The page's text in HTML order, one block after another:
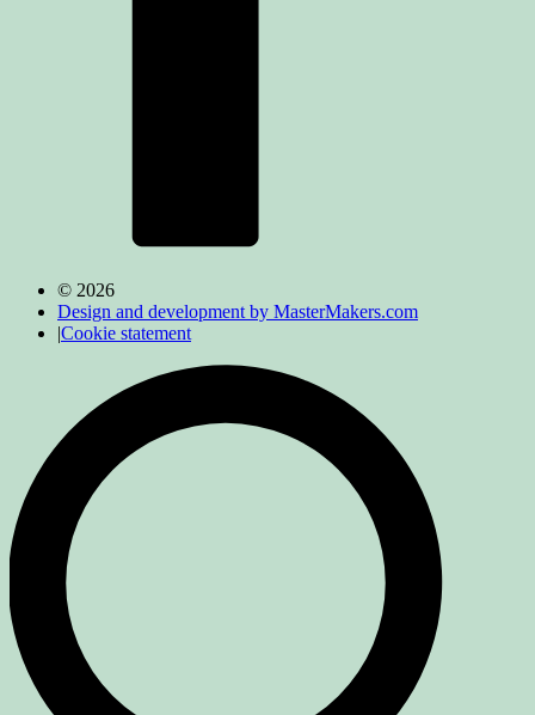
© 2026
Design and development by MasterMakers.com
|Cookie statement